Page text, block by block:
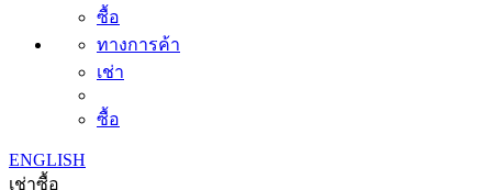
ซื้อ
ทางการค้า
เช่า
ซื้อ
ENGLISH
เช่าซื้อ